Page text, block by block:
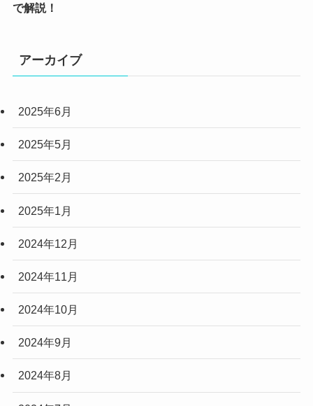
(2)
で解説！
アーカイブ
2025年6月
2025年5月
2025年2月
2025年1月
2024年12月
2024年11月
2024年10月
2024年9月
2024年8月